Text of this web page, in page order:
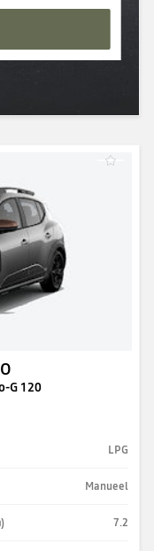
G 120
LPG
Manueel
7.2